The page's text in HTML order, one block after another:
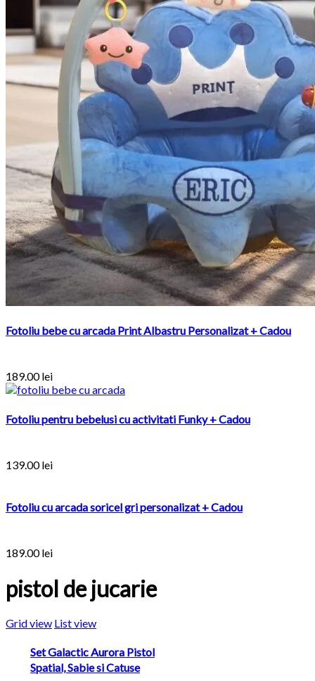
Fotoliu bebe cu arcada Print Albastru Personalizat + Cadou
189.00 lei
Fotoliu pentru bebelusi cu activitati Funky + Cadou
139.00 lei
Fotoliu cu arcada soricel gri personalizat + Cadou
189.00 lei
pistol de jucarie
Grid view List view
Set Galactic Aurora Pistol
Spatial, Sabie si Catuse